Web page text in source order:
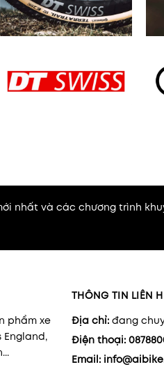
nhất và các chương trình
phẩm xe
England,
THÔNG TIN LIÊN
Địa chỉ: đang
Điện thoại:
Email: